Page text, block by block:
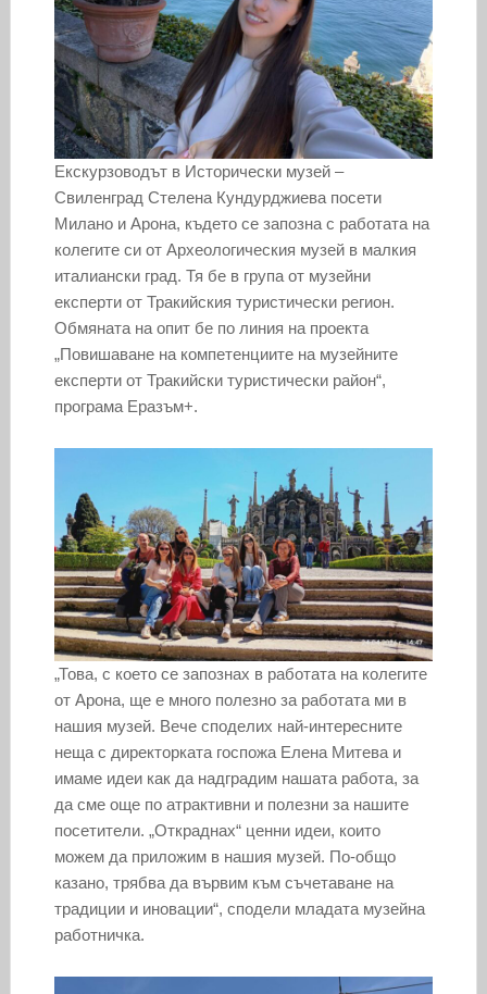
Екскурзоводът в Исторически музей –
Свиленград Стелена Кундурджиева посети
Милано и Арона, където се запозна с работата на
колегите си от Археологическия музей в малкия
италиански град. Тя бе в група от музейни
експерти от Тракийския туристически регион.
Обмяната на опит бе по линия на проекта
„Повишаване на компетенциите на музейните
експерти от Тракийски туристически район“,
програма Еразъм+.
„Това, с което се запознах в работата на колегите
от Арона, ще е много полезно за работата ми в
нашия музей. Вече споделих най-интересните
неща с директорката госпожа Елена Митева и
имаме идеи как да надградим нашата работа, за
да сме още по атрактивни и полезни за нашите
посетители. „Откраднах“ ценни идеи, които
можем да приложим в нашия музей. По-общо
казано, трябва да вървим към съчетаване на
традиции и иновации“, сподели младата музейна
работничка.